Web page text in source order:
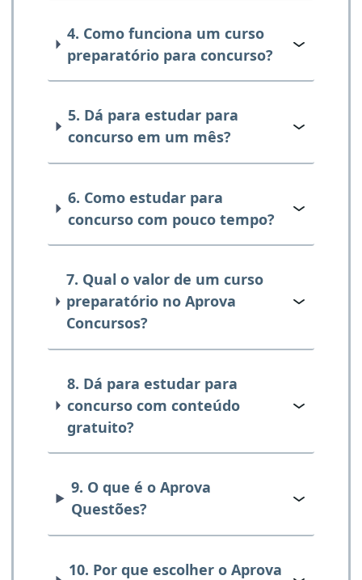
4. Como funciona um curso
preparatório para concurso?
5. Dá para estudar para
concurso em um mês?
6. Como estudar para
concurso com pouco tempo?
7. Qual o valor de um curso
preparatório no Aprova
Concursos?
8. Dá para estudar para
concurso com conteúdo
gratuito?
9. O que é o Aprova
Questões?
10. Por que escolher o Aprova